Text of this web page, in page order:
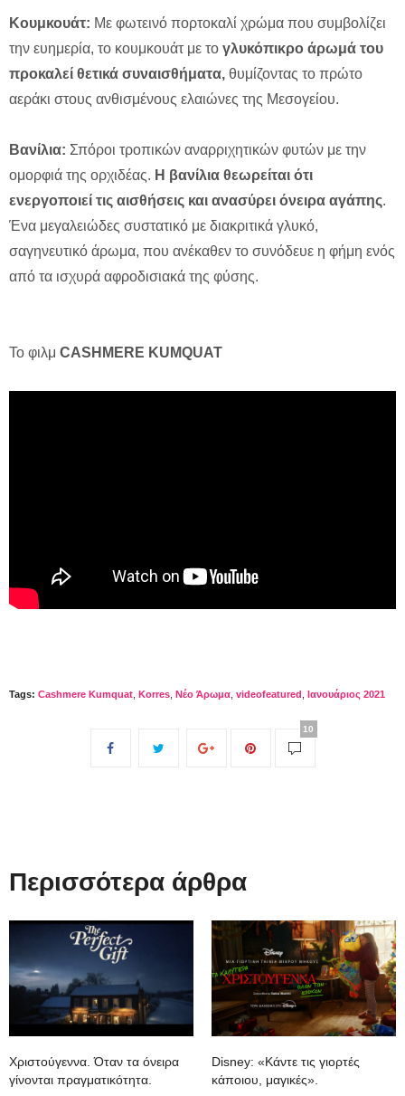
Κουμκουάτ: Με φωτεινό πορτοκαλί χρώμα που συμβολίζει
την ευημερία, το κουμκουάτ με το γλυκόπικρο άρωμά του
προκαλεί θετικά συναισθήματα, θυμίζοντας το πρώτο
αεράκι στους ανθισμένους ελαιώνες της Μεσογείου.
Βανίλια: Σπόροι τροπικών αναρριχητικών φυτών με την
ομορφιά της ορχιδέας. Η βανίλια θεωρείται ότι
ενεργοποιεί τις αισθήσεις και ανασύρει όνειρα αγάπης.
Ένα μεγαλειώδες συστατικό με διακριτικά γλυκό,
σαγηνευτικό άρωμα, που ανέκαθεν το συνόδευε η φήμη ενός
από τα ισχυρά αφροδισιακά της φύσης.
Το φιλμ CASHMERE KUMQUAT
Tags: Cashmere Kumquat Korres Nέο Άρωμα videofeatured Ιανουάριος 2021
10
Περισσότερα άρθρα
Xριστούγεννα. Όταν τα όνειρα
γίνονται πραγματικότητα.
Disney: «Κάντε τις γιορτές
κάποιου, μαγικές».